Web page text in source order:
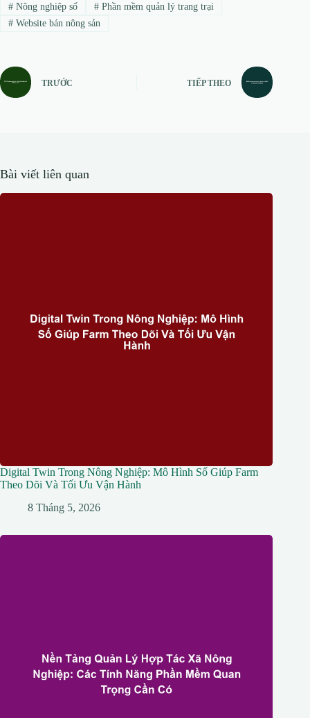
#Nông nghiệp số #Phần mềm quản lý trang trại
#Website bán nông sản
TRƯỚC TIẾP THEO
Bài viết liên quan
Digital Twin Trong Nông Nghiệp: Mô Hình Số Giúp Farm
Theo Dõi Và Tối Ưu Vận Hành
8 Tháng 5, 2026